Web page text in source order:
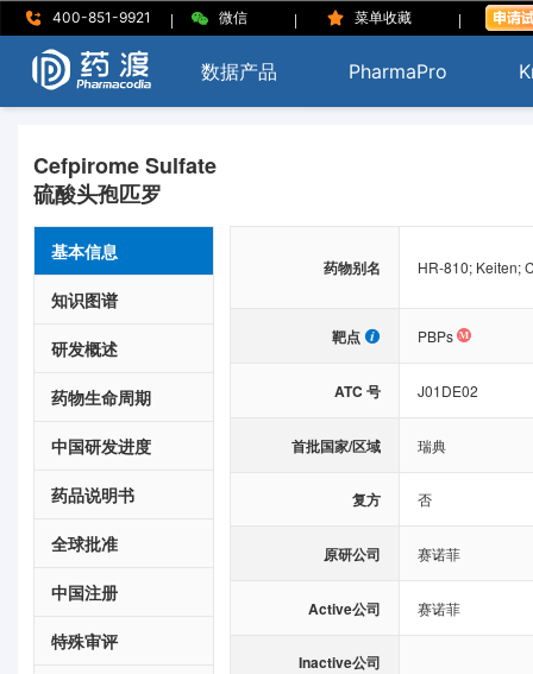
400-851-9921 | 微信 | 菜单收藏 |
数据产品 PharmaPro
Cefpirome Sulfate
硫酸头孢匹罗
基本信息
知识图谱
研发概述
药物生命周期
中国研发进度
药品说明书
全球批准
中国注册
特殊审评
药物别名 HR-810; Keiten;
靶点 PBPs
ATC 号 J01DE02
首批国家/区域 瑞典
复方 否
原研公司 赛诺菲
Active公司 赛诺菲
Inactive公司